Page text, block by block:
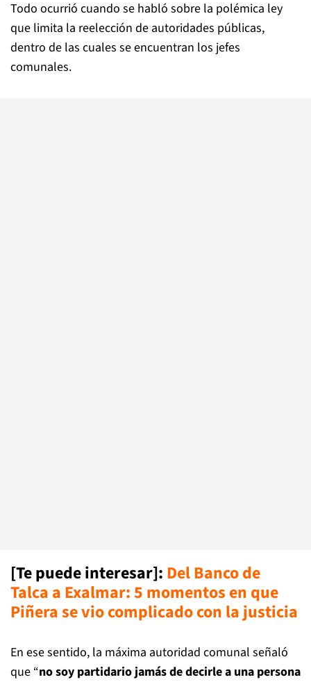
Todo ocurrió cuando se habló sobre la polémica ley
que limita la reelección de autoridades públicas,
dentro de las cuales se encuentran los jefes
comunales.
[Te puede interesar]: Del Banco de
Talca a Exalmar: 5 momentos en que
Piñera se vio complicado con la justicia
En ese sentido, la máxima autoridad comunal señaló
que “no soy partidario jamás de decirle a una persona